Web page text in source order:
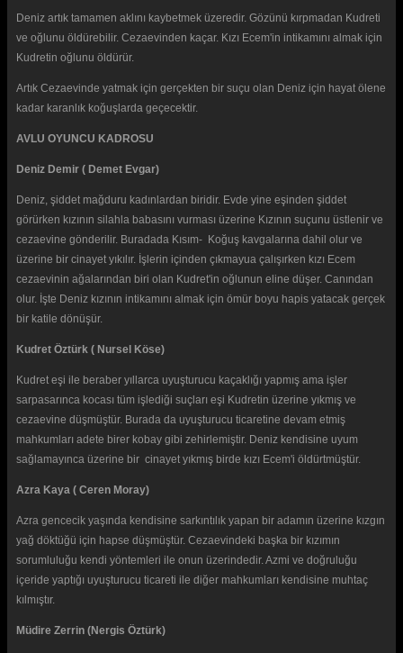
Deniz artık tamamen aklını kaybetmek üzeredir. Gözünü kırpmadan Kudreti
ve oğlunu öldürebilir. Cezaevinden kaçar. Kızı Ecem'in intikamını almak için
Kudretin oğlunu öldürür.
Artık Cezaevinde yatmak için gerçekten bir suçu olan Deniz için hayat ölene
kadar karanlık koğuşlarda geçecektir.
AVLU OYUNCU KADROSU
Deniz Demir ( Demet Evgar)
Deniz, şiddet mağduru kadınlardan biridir. Evde yine eşinden şiddet
görürken kızının silahla babasını vurması üzerine Kızının suçunu üstlenir ve
cezaevine gönderilir. Buradada Kısım- Koğuş kavgalarına dahil olur ve
üzerine bir cinayet yıkılır. İşlerin içinden çıkmayua çalışırken kızı Ecem
cezaevinin ağalarından biri olan Kudret'in oğlunun eline düşer. Canından
olur. İşte Deniz kızının intikamını almak için ömür boyu hapis yatacak gerçek
bir katile dönüşür.
Kudret Öztürk ( Nursel Köse)
Kudret eşi ile beraber yıllarca uyuşturucu kaçaklığı yapmış ama işler
sarpasarınca kocası tüm işlediği suçları eşi Kudretin üzerine yıkmış ve
cezaevine düşmüştür. Burada da uyuşturucu ticaretine devam etmiş
mahkumları adete birer kobay gibi zehirlemiştir. Deniz kendisine uyum
sağlamayınca üzerine bir cinayet yıkmış birde kızı Ecem'i öldürtmüştür.
Azra Kaya ( Ceren Moray)
Azra gencecik yaşında kendisine sarkıntılık yapan bir adamın üzerine kızgın
yağ döktüğü için hapse düşmüştür. Cezaevindeki başka bir kızımın
sorumluluğu kendi yöntemleri ile onun üzerindedir. Azmi ve doğruluğu
içeride yaptığı uyuşturucu ticareti ile diğer mahkumları kendisine muhtaç
kılmıştır.
Müdire Zerrin (Nergis Öztürk)